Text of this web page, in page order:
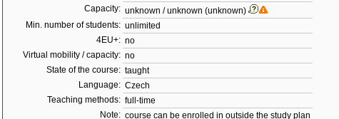
Capacity: unknown / unknown (unknown)
Min. number of students: unlimited
4EU+: no
Virtual mobility / capacity: no
State of the course: taught
Language: Czech
Teaching methods: full-time
Note: course can be enrolled in outside the study plan